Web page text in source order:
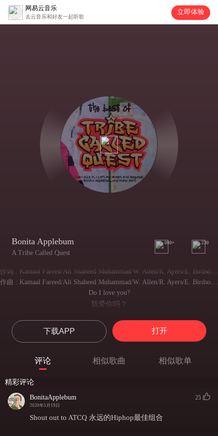
网易云音乐
去云音乐和好友一起听歌
立即体验
Bonita Applebum
A Tribe Called Quest
999+ 239
Do I love you?
我爱你吗？
我渴望你吗？
Am I a sinner cuz I do the two?
因为这两件事我就成了罪人了吗？
你能告诉我吗？
Bonita Applebum, you gotta put me on
下载APP 打开
评论 相似歌曲 相似歌单
精彩评论
BonitaApplebum
2020年5月19日
25
Shout out to ATCQ 永远的Hiphop最佳组合